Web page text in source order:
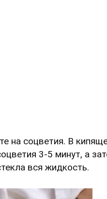
на соцветия. В
3-5 минут, а
вся жидкость.